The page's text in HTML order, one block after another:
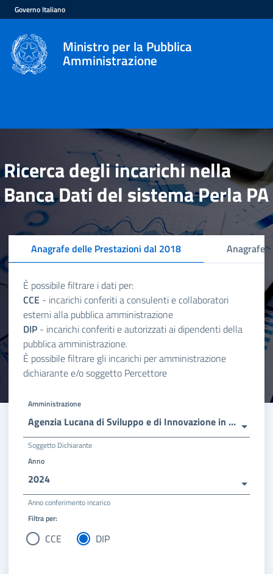
Governo Italiano
Ministro per la Pubblica
Amministrazione
Ricerca degli incarichi nella
Banca Dati del sistema Perla PA
Anagrafe delle Prestazioni dal 2018 Anagrafe
È possibile filtrare i dati per:
CCE - incarichi conferiti a consulenti e collaboratori
esterni alla pubblica amministrazione
DIP - incarichi conferiti e autorizzati ai dipendenti della
pubblica amministrazione.
È possibile filtrare gli incarichi per amministrazione
dichiarante e/o soggetto Percettore
Amministrazione
Agenzia Lucana di Sviluppo e di Innovazione in Agricoltura
Soggetto Dichiarante
Anno
2024
Anno conferimento incarico
Filtra per:
CCE DIP